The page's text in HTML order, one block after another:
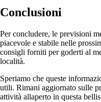
Conclusioni
Per concludere, le previsioni
piacevole e stabile nelle
consigli forniti per goderti al
località.
Speriamo che queste
utili. Rimani aggiornato sulle
attività allaperto in questa